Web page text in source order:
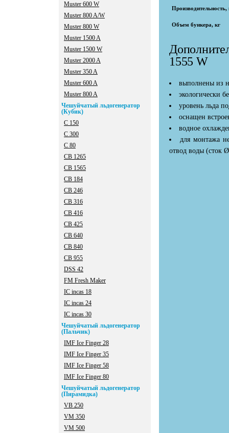
Muster 600 W
Muster 800 A/W
Muster 800 W
Мuster 1500 A
Мuster 1500 W
Мuster 2000 A
Мuster 350 A
Мuster 600 A
Мuster 800 A
Чешуйчатый льдогенератор
(Кубик)
C 150
C 300
C 80
CB 1265
CB 1565
CB 184
CB 246
CB 316
CB 416
CB 425
CB 640
CB 840
CB 955
DSS 42
FM Fresh Maker
IC incas 18
IC incas 24
IC incas 30
Чешуйчатый льдогенератор
(Пальчик)
IMF Ice Finger 28
IMF Ice Finger 35
IMF Ice Finger 58
IMF Ice Finger 80
Чешуйчатый льдогенератор
(Пирамидка)
VB 250
VM 350
VM 500
Производительность,
Объем бункера, кг
1555 W
выполнены из
экологически
уровень льда
оснащен
водное
для монтажа
отвод воды (сток